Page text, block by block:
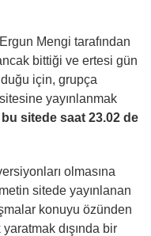
Mengi tarafından
bittiği ve ertesi gün
için, grupça
sitesine yayınlanmak
sitede saat 23.02 de
olmasına
sitede yayınlanan
konuyu özünden
dışında bir